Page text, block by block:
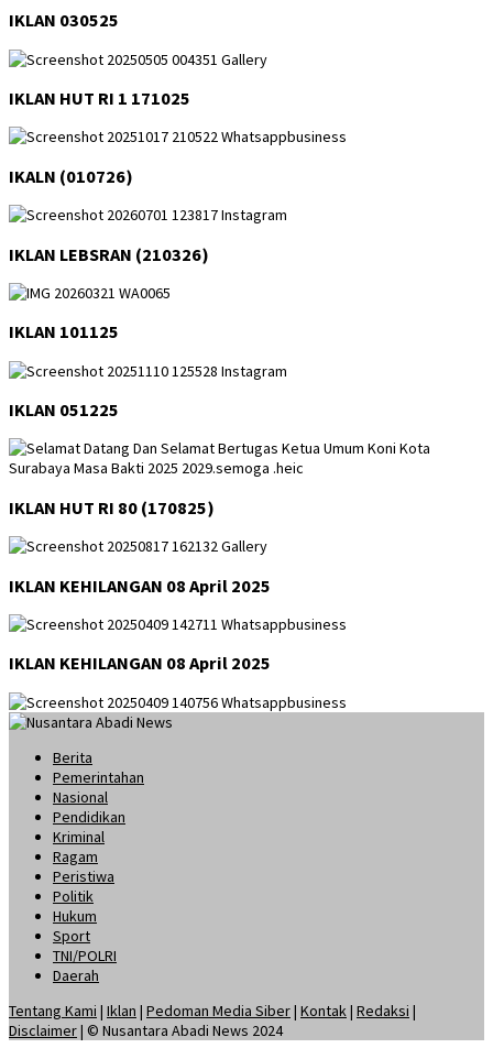
IKLAN 030525
IKLAN HUT RI 1 171025
IKALN (010726)
IKLAN LEBSRAN (210326)
IKLAN 101125
IKLAN 051225
IKLAN HUT RI 80 (170825)
IKLAN KEHILANGAN 08 April 2025
IKLAN KEHILANGAN 08 April 2025
Berita
Pemerintahan
Nasional
Pendidikan
Kriminal
Ragam
Peristiwa
Politik
Hukum
Sport
TNI/POLRI
Daerah
Tentang Kami | Iklan | Pedoman Media Siber| Kontak| Redaksi |
Disclaimer| © Nusantara Abadi News 2024